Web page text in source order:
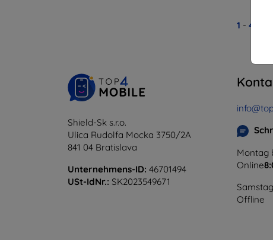
1 - 4
Shield-Sk s.r.o.
Ulica Rudolfa Mocka 3750/2A
841 04 Bratislava
Unternehmens-ID: 46701494
USt-IdNr.: SK2023549671
Montag
Online
Offline